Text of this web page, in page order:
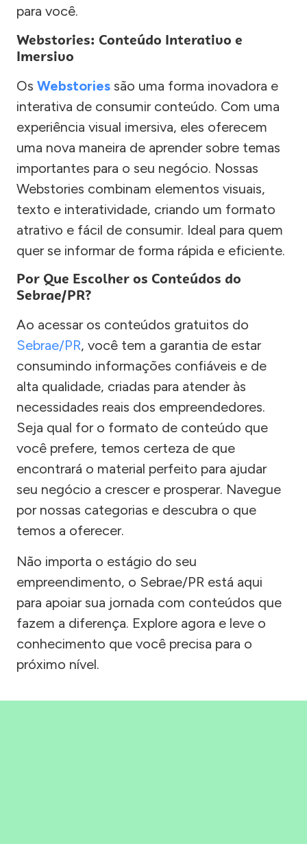
para você.
Webstories: Conteúdo Interativo e
Imersivo
Os Webstories são uma forma inovadora e
interativa de consumir conteúdo. Com uma
experiência visual imersiva, eles oferecem
uma nova maneira de aprender sobre temas
importantes para o seu negócio. Nossas
Webstories combinam elementos visuais,
texto e interatividade, criando um formato
atrativo e fácil de consumir. Ideal para quem
quer se informar de forma rápida e eficiente.
Por Que Escolher os Conteúdos do
Sebrae/PR?
Ao acessar os conteúdos gratuitos do
Sebrae/PR, você tem a garantia de estar
consumindo informações confiáveis e de
alta qualidade, criadas para atender às
necessidades reais dos empreendedores.
Seja qual for o formato de conteúdo que
você prefere, temos certeza de que
encontrará o material perfeito para ajudar
seu negócio a crescer e prosperar. Navegue
por nossas categorias e descubra o que
temos a oferecer.
Não importa o estágio do seu
empreendimento, o Sebrae/PR está aqui
para apoiar sua jornada com conteúdos que
fazem a diferença. Explore agora e leve o
conhecimento que você precisa para o
próximo nível.